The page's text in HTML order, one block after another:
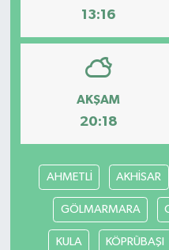
13:16
AKŞAM
20:18
AHMETLİ AKHİSAR
GÖLMARMARA
KULA KÖPRÜBAŞI